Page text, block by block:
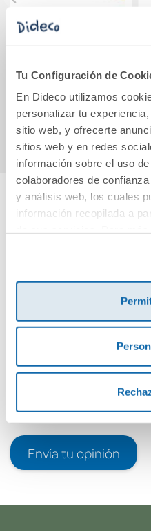
Tu Configuración de
En Dideco utilizamos
personalizar tu
sitio web, y ofrecerte
sitios web y en redes
información sobre el uso
colaboradores de
y análisis web, los cuales
información recopilada a
Pack El gato
Gastón
19,95€
Comprar
¡Sé el primero
Debes
Envía tu opinión